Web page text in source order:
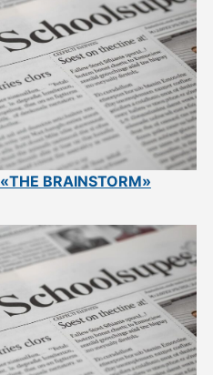
«THE BRAINSTORM»